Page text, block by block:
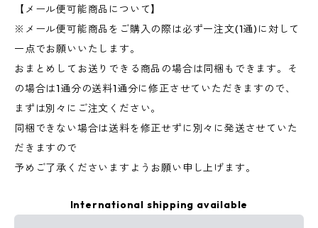
【メール便可能商品について】
※メール便可能商品をご購入の際は必ず一注文(1通)に対して
一点でお願いいたします。
おまとめしてお送りできる商品の場合は同梱もできます。そ
の場合は1通分の送料1通分に修正させていただきますので、
まずは別々にご注文ください。
同梱できない場合は送料を修正せずに別々に発送させていた
だきますので
予めご了承くださいますようお願い申し上げます。
International shipping available